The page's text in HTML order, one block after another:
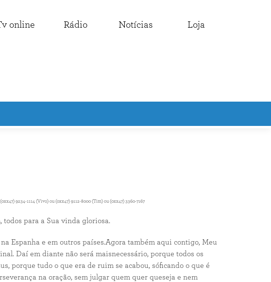
online Rádio Notícias Loja
9234-1114 (Vivo) ou (0xx47) 9112-8000 (Tim) ou (0xx47) 3360-7167
para a Sua vinda gloriosa.
Espanha e em outros países.Agora também aqui contigo, Meu
Daí em diante não será maisnecessário, porque todos os
porque tudo o que era de ruim se acabou, sóficando o que é
na oração, sem julgar quem quer queseja e nem